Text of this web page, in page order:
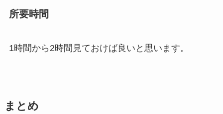
所要時間
1時間から2時間見ておけば良いと思います。
まとめ